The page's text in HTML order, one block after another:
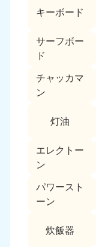
キーボード
サーフボー
ド
チャッカマ
ン
灯油
エレクトー
ン
パワースト
ーン
炊飯器
050-1881-
9:00〜19:00 年
大阪府
9:00〜19:00 年
奈良県
050-1881-
9:00〜19:00 年
滋賀県